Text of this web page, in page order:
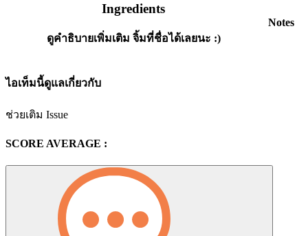
Ingredients
ดูคำธิบายเพิ่มเติม จิ้มที่ชื่อได้เลยนะ :)
Notes
ไอเท็มนี้ดูแลเกี่ยวกับ
ช่วยเติม Issue
SCORE AVERAGE :